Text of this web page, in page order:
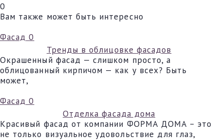
0
Вам также может быть интересно
Фасад 0
Тренды в облицовке фасадов
Окрашенный фасад — слишком просто, а
облицованный кирпичом — как у всех? Быть
может,
Фасад 0
Отделка фасада дома
Красивый фасад от компании ФОРМА ДОМА – это
не только визуальное удовольствие для глаз,